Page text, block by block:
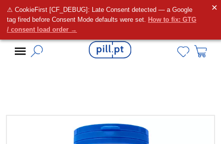
⚠ CookieFirst [CF_DEBUG]: Late Consent detected — a Google
tag fired before Consent Mode defaults were set. How to fix: GTG
/ consent load order →
✕
Alguma dúvida?